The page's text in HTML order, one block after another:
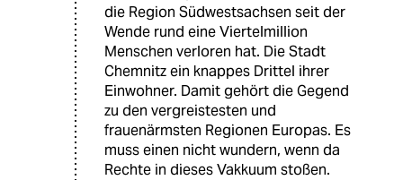
die Region Südwestsachsen seit der
Wende rund eine Viertelmillion
Menschen verloren hat. Die Stadt
Chemnitz ein knappes Drittel ihrer
Einwohner. Damit gehört die Gegend
zu den vergreistesten und
frauenärmsten Regionen Europas. Es
muss einen nicht wundern, wenn da
Rechte in dieses Vakkuum stoßen.